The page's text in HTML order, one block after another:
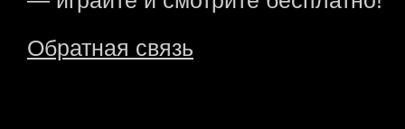
Обратная связь